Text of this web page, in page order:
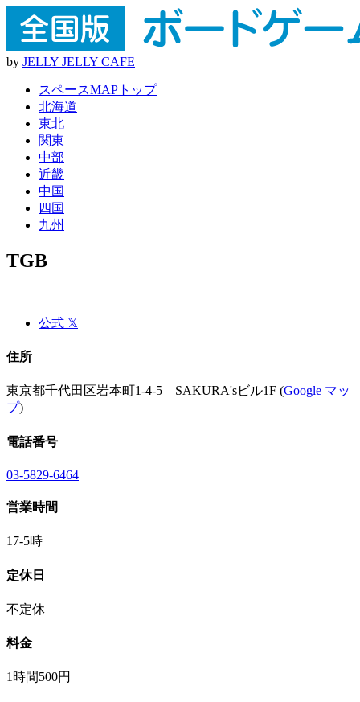
by JELLY JELLY CAFE
スペースMAPトップ
北海道
東北
関東
中部
近畿
中国
四国
九州
TGB
公式 𝕏
住所
東京都千代田区岩本町1-4-5 SAKURA'sビル1F (Google マッ
プ)
電話番号
03-5829-6464
営業時間
17-5時
定休日
不定休
料金
1時間500円